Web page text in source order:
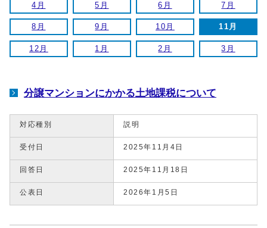
4月 5月 6月 7月
8月 9月 10月 11月
12月 1月 2月 3月
分譲マンションにかかる土地課税について
対応種別 説明
受付日 2025年11月4日
回答日 2025年11月18日
公表日 2026年1月5日